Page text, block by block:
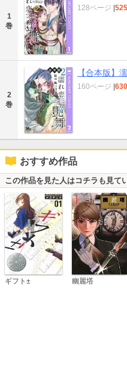
1
巻
128ページ
2
巻
【合本版】
160ページ
おすすめ作品
この作品を見た人はコチラも見て
ギフト± 幽麗塔